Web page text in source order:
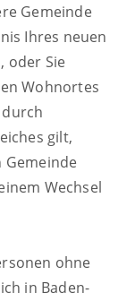
Gemeinde
Ihres neuen
oder Sie
Wohnortes
gilt,
Gemeinde
Wechsel
ohne
in Baden-